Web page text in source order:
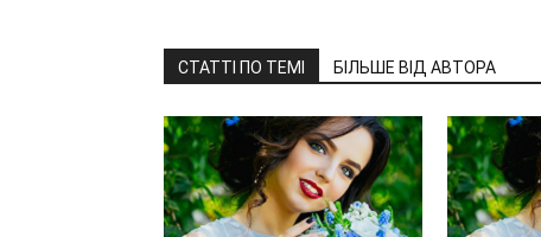
СТАТТІ ПО ТЕМІ БІЛЬШЕ ВІД АВТОРА